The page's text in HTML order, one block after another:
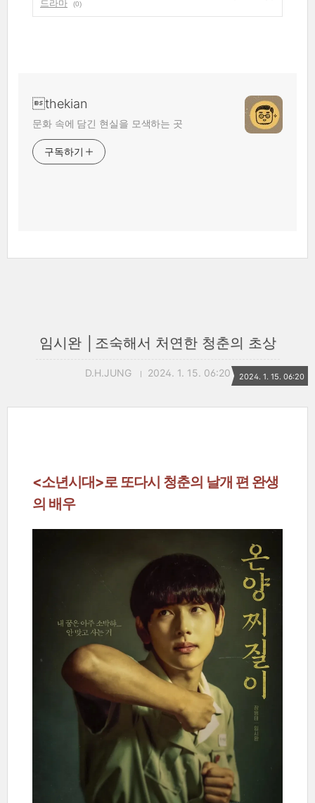
드라마 (0)
thekian
문화 속에 담긴 현실을 모색하는 곳
구독하기
임시완 │조숙해서 처연한 청춘의 초상
D.H.JUNG 2024. 1. 15. 06:20 2024. 1. 15. 06:20
<소년시대>로 또다시 청춘의 날개 편 완생
의 배우